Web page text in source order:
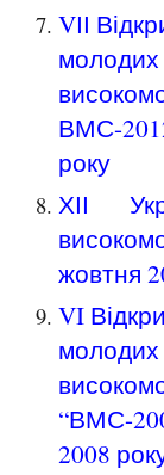
VІІ
молодих
ВМС-
року
ХІІ
жовтня
VI
молодих
“ВМС-
2008